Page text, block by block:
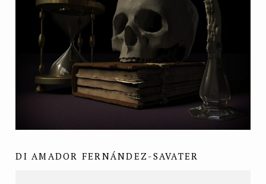
DI AMADOR FERNÁNDEZ-SAVATER